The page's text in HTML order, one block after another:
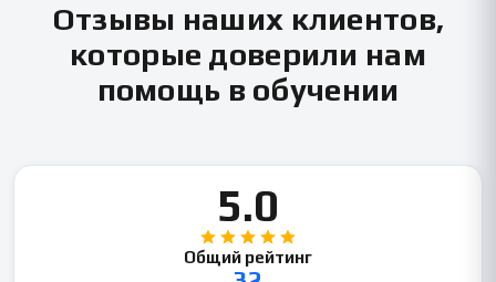
Отзывы наших клиентов,
которые доверили нам
помощь в обучении
5.0
Общий рейтинг